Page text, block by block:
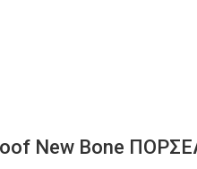
New Bone